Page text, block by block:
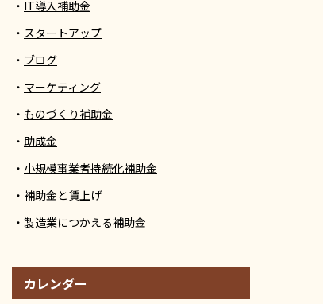
IT導入補助金
スタートアップ
ブログ
マーケティング
ものづくり補助金
助成金
小規模事業者持続化補助金
補助金と賃上げ
製造業につかえる補助金
カレンダー